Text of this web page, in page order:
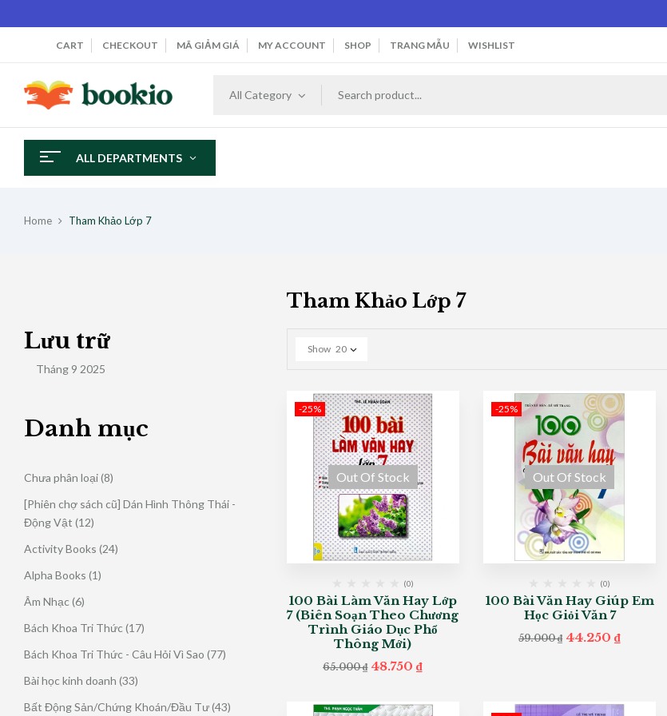
CART CHECKOUT MÃ GIẢM GIÁ MY ACCOUNT SHOP TRANG MẪU WISHLIST
All Category
ALL DEPARTMENTS
Home Tham Khảo Lớp 7
Lưu trữ
Tháng 9 2025
Danh mục
Chưa phân loại 88
phẩm
[Phiên chợ sách cũ] Dán Hình Thông Thái -
Động Vật 1212
phẩm
Activity Books 2424
Alpha Books 11
Âm Nhạc 66
Bách Khoa Tri Thức 1717
Bách Khoa Tri Thức - Câu Hỏi Vì Sao 7777
Bài học kinh doanh 3333
Bất Động Sản/Chứng Khoán/Đầu Tư 4343
Tham Khảo Lớp 7
Show 20
-25%
Out Of Stock
(0)
100 Bài Làm Văn Hay Lớp
7 (Biên Soạn Theo Chương
Trình Giáo Dục Phổ
Thông Mới)
65.000₫ Original
65.000 ₫.
48.750₫Current
48.750 ₫.
-25%
Out Of Stock
(0)
100 Bài Văn Hay Giúp Em
Học Giỏi Văn 7
59.000₫ Original
44.250₫Current